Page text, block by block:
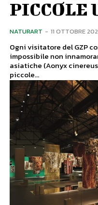
PICCOLE
NATURART - 11 OTTOBRE
Ogni visitatore del GZP
impossibile non
asiatiche (Aonyx
piccole...